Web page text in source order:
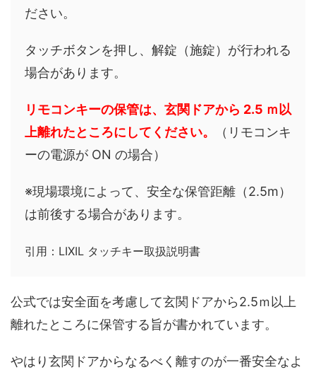
ださい。
タッチボタンを押し、解錠（施錠）が行われる
場合があります。
リモコンキーの保管は、玄関ドアから 2.5 ｍ以
上離れたところにしてください。
（リモコンキ
ーの電源が ON の場合）
※現場環境によって、安全な保管距離（2.5m）
は前後する場合があります。
引用：LIXIL タッチキー取扱説明書
公式では安全面を考慮して玄関ドアから2.5ｍ以上
離れたところに保管する旨が書かれています。
やはり玄関ドアからなるべく離すのが一番安全なよ